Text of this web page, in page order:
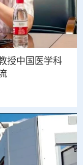
授中国医学科